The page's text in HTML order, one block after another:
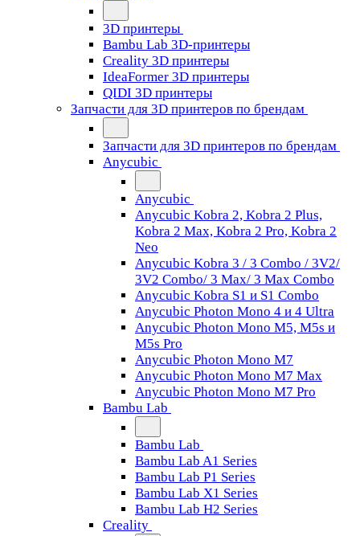
3D принтеры
Bambu Lab 3D-принтеры
Creality 3D принтеры
IdeaFormer 3D принтеры
QIDI 3D принтеры
Запчасти для 3D принтеров по брендам
Запчасти для 3D принтеров по брендам
Anycubic
Anycubic
Anycubic Kobra 2, Kobra 2 Plus,
Kobra 2 Max, Kobra 2 Pro, Kobra 2
Neo
Anycubic Kobra 3 / 3 Combo / 3V2/
3V2 Combo/ 3 Max/ 3 Max Combo
Anycubic Kobra S1 и S1 Combo
Anycubic Photon Mono 4 и 4 Ultra
Anycubic Photon Mono M5, M5s и
M5s Pro
Anycubic Photon Mono M7
Anycubic Photon Mono M7 Max
Anycubic Photon Mono M7 Pro
Bambu Lab
Bambu Lab
Bambu Lab A1 Series
Bambu Lab P1 Series
Bambu Lab X1 Series
Bambu Lab H2 Series
Creality